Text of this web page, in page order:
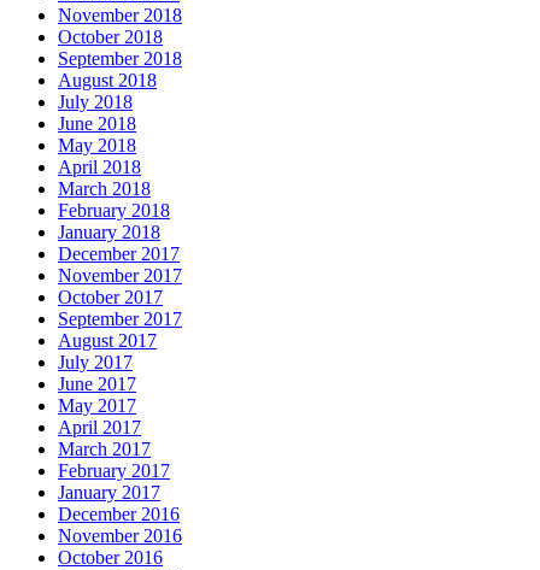
November 2018
October 2018
September 2018
August 2018
July 2018
June 2018
May 2018
April 2018
March 2018
February 2018
January 2018
December 2017
November 2017
October 2017
September 2017
August 2017
July 2017
June 2017
May 2017
April 2017
March 2017
February 2017
January 2017
December 2016
November 2016
October 2016